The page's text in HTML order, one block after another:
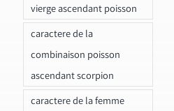
vierge ascendant poisson
caractere de la
combinaison poisson
ascendant scorpion
caractere de la femme